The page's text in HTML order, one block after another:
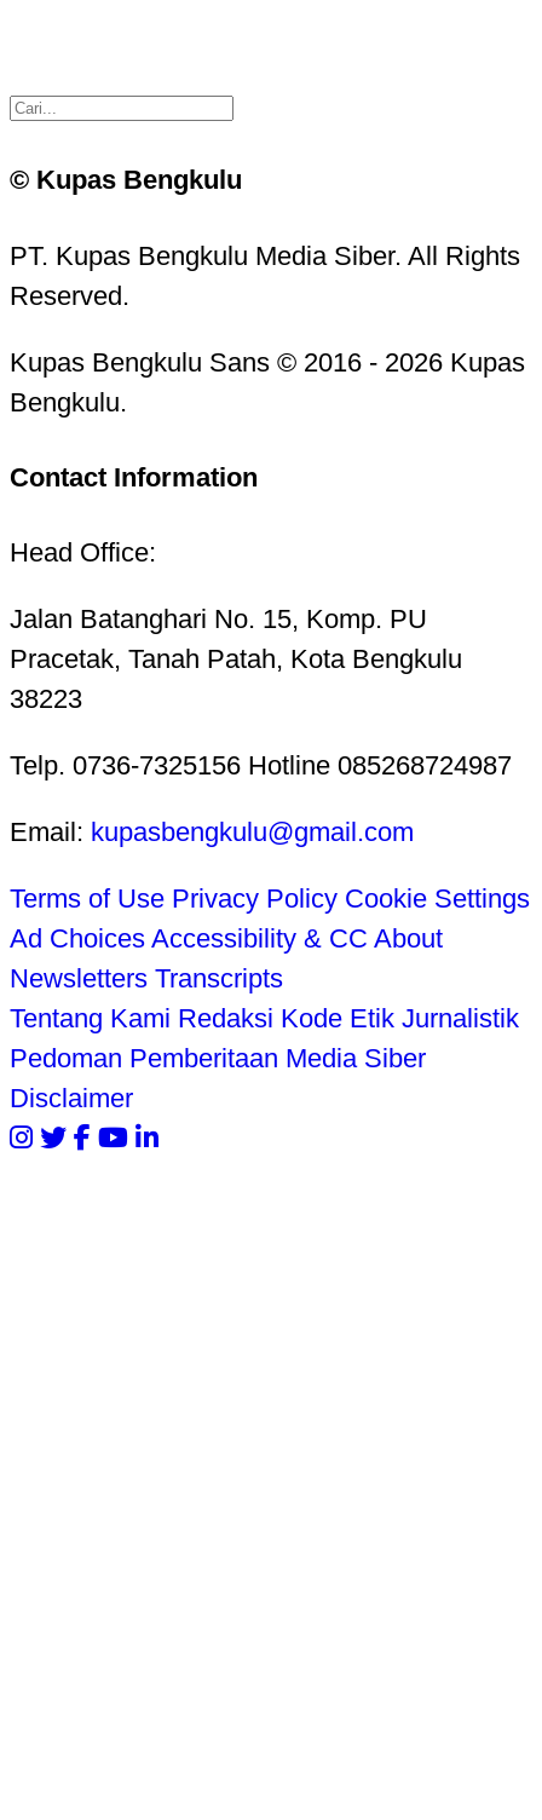
© Kupas Bengkulu
PT. Kupas Bengkulu Media Siber. All Rights
Reserved.
Kupas Bengkulu Sans © 2016 - 2026 Kupas
Bengkulu.
Contact Information
Head Office:
Jalan Batanghari No. 15, Komp. PU
Pracetak, Tanah Patah, Kota Bengkulu
38223
Telp. 0736-7325156 Hotline 085268724987
Email: kupasbengkulu@gmail.com
Terms of Use Privacy Policy Cookie Settings
Ad Choices Accessibility & CC About
Newsletters Transcripts
Tentang Kami Redaksi Kode Etik Jurnalistik
Pedoman Pemberitaan Media Siber
Disclaimer